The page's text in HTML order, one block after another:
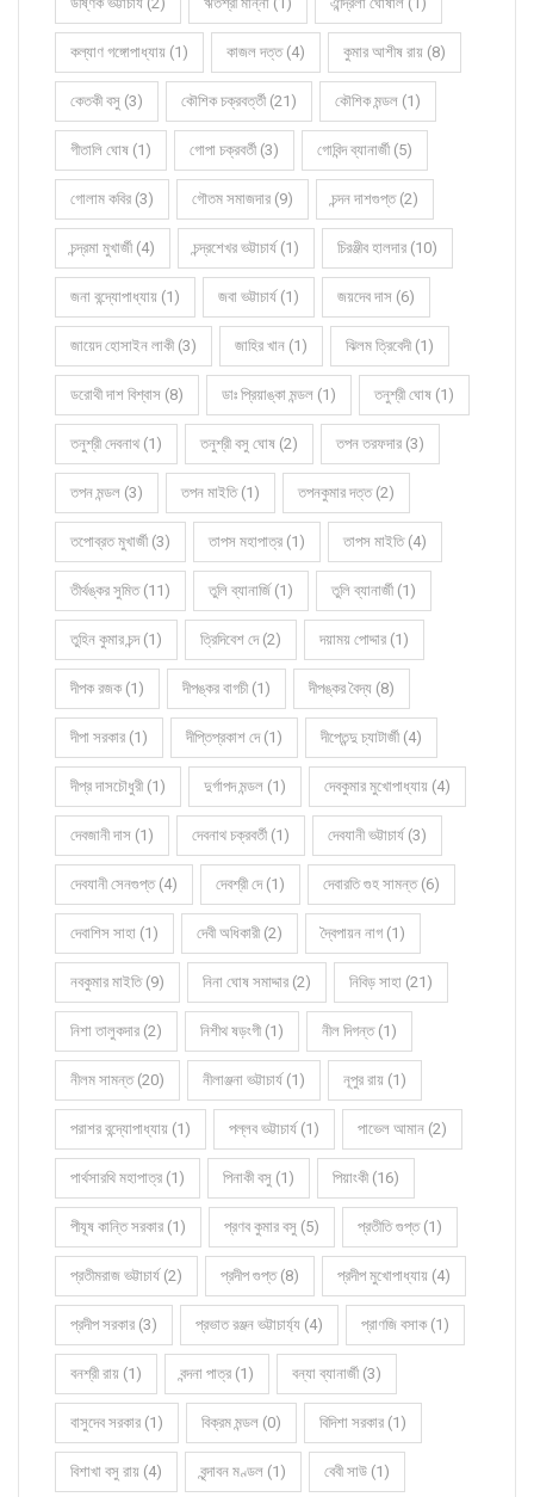
কল্যাণ গঙ্গোপাধ্যায় (1) কাজল দত্ত (4) কুমার আশীষ রায় (8)
কেতকী বসু (3) কৌশিক চক্রবর্ত্তী (21) কৌশিক মন্ডল (1)
গীতালি ঘোষ (1) গোপা চক্রবর্তী (3) গোবিন্দ ব্যানার্জী (5)
গোলাম কবির (3) গৌতম সমাজদার (9) চন্দন দাশগুপ্ত (2)
চন্দ্রমা মুখার্জী (4) চন্দ্রশেখর ভট্টাচার্য (1) চিরঞ্জীব হালদার (10)
জনা বন্দ্যোপাধ্যায় (1) জবা ভট্টাচার্য (1) জয়দেব দাস (6)
জায়েদ হোসাইন লাকী (3) জাহির খান (1) ঝিলম ত্রিবেদী (1)
ডরোথী দাশ বিশ্বাস (8) ডাঃ প্রিয়াঙ্কা মন্ডল (1) তনুশ্রী ঘোষ (1)
তনুশ্রী দেবনাথ (1) তনুশ্রী বসু ঘোষ (2) তপন তরফদার (3)
তপন মন্ডল (3) তপন মাইতি (1) তপনকুমার দত্ত (2)
তপোব্রত মুখার্জী (3) তাপস মহাপাত্র (1) তাপস মাইতি (4)
তীর্থঙ্কর সুমিত (11) তুলি ব্যানার্জি (1) তুলি ব্যানার্জী (1)
তুহিন কুমার চন্দ (1) ত্রিদিবেশ দে (2) দয়াময় পোদ্দার (1)
দীপক রজক (1) দীপঙ্কর বাগচী (1) দীপঙ্কর বৈদ্য (8)
দীপা সরকার (1) দীপ্তিপ্রকাশ দে (1) দীপ্তেন্দু চ্যাটার্জী (4)
দীপ্র দাসচৌধুরী (1) দুর্গাপদ মন্ডল (1) দেবকুমার মুখোপাধ্যায় (4)
দেবজানী দাস (1) দেবনাথ চক্রবর্তী (1) দেবযানী ভট্টাচার্য (3)
দেবযানী সেনগুপ্ত (4) দেবশ্রী দে (1) দেবারতি গুহ সামন্ত (6)
দেবাশিস সাহা (1) দেবী অধিকারী (2) দ্বৈপায়ন নাগ (1)
নবকুমার মাইতি (9) নিনা ঘোষ সমাদ্দার (2) নিবিড় সাহা (21)
নিশা তালুকদার (2) নিশীথ ষড়ংগী (1) নীল দিগন্ত (1)
নীলম সামন্ত (20) নীলাঞ্জনা ভট্টাচার্য (1) নূপুর রায় (1)
পরাশর বন্দ্যোপাধ্যায় (1) পল্লব ভট্টাচার্য (1) পাভেল আমান (2)
পার্থসারথি মহাপাত্র (1) পিনাকী বসু (1) পিয়াংকী (16)
পীযূষ কান্তি সরকার (1) প্রণব কুমার বসু (5) প্রতীতি গুপ্ত (1)
প্রতীমরাজ ভট্টাচার্য (2) প্রদীপ গুপ্ত (8) প্রদীপ মুখোপাধ্যায় (4)
প্রদীপ সরকার (3) প্রভাত রঞ্জন ভট্টাচার্য্য (4) প্রাণজি বসাক (1)
বনশ্রী রায় (1) বন্দনা পাত্র (1) বন্যা ব্যানার্জী (3)
বাসুদেব সরকার (1) বিক্রম মন্ডল (0) বিদিশা সরকার (1)
বিশাখা বসু রায় (4) বৃন্দাবন মণ্ডল (1) বেবী সাউ (1)